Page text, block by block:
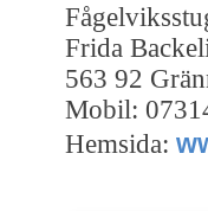
Frida
563 92
Mobil:
Hemsida: